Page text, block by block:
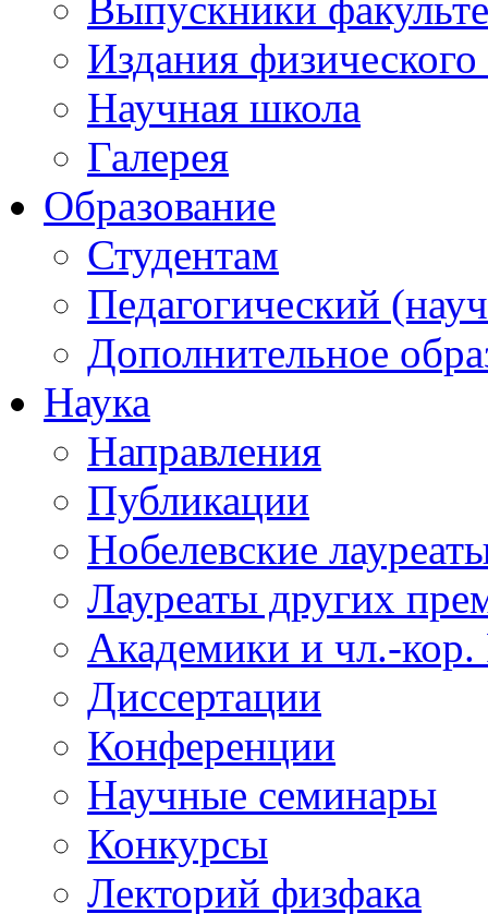
Издания физического
Научная школа
Галерея
Образование
Студентам
Педагогический
Дополнительное
Наука
Направления
Публикации
Нобелевские
Лауреаты других
Академики и чл.-
Диссертации
Конференции
Научные семинары
Конкурсы
Лекторий физфака